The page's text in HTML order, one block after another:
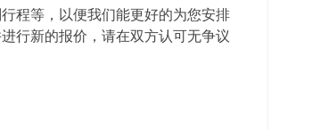
程等，以便我们能更好的为您安排
行新的报价，请在双方认可无争议